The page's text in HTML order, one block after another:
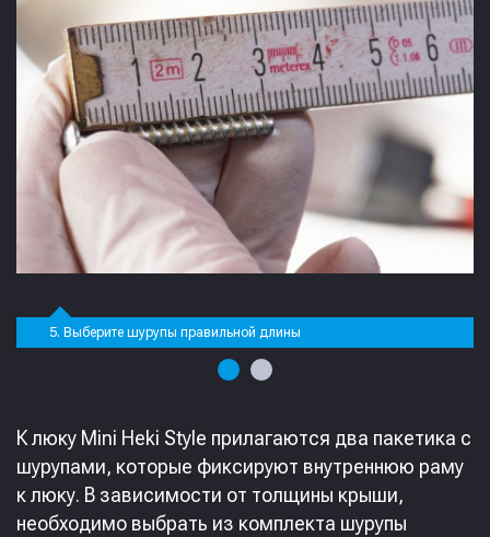
5. Выберите шурупы правильной длины
К люку Mini Heki Style прилагаются два пакетика с
шурупами, которые фиксируют внутреннюю раму
к люку. В зависимости от толщины крыши,
необходимо выбрать из комплекта шурупы